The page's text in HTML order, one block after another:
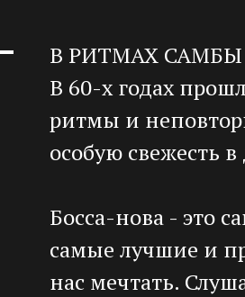
В РИТМАХ
В 60-х годах
ритмы и
особую свежесть
Босса-нова - это
самые лучшие и
нас мечтать.